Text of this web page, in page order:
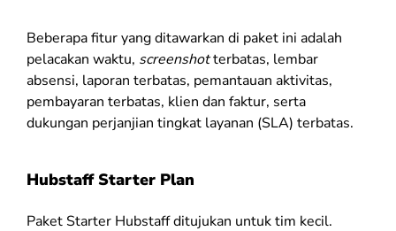
Beberapa fitur yang ditawarkan di paket ini adalah
pelacakan waktu, screenshotterbatas, lembar
absensi, laporan terbatas, pemantauan aktivitas,
pembayaran terbatas, klien dan faktur, serta
dukungan perjanjian tingkat layanan (SLA) terbatas.
Hubstaff Starter Plan
Paket Starter Hubstaff ditujukan untuk tim kecil.